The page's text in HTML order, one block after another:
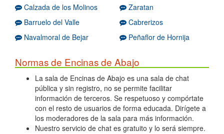
Calzada de los Molinos
Zaratan
Barruelo del Valle
Cabrerizos
Navalmoral de Bejar
Peñaflor de Hornija
Normas de Encinas de Abajo
La sala de Encinas de Abajo es una sala de chat
pública y sin registro, no se permite facilitar
información de terceros. Se respetuoso y compórtate
con el resto de usuarios de forma educada. Dirígete a
los moderadores de la sala para más información.
Nuestro servicio de chat es gratuito y lo será siempre.